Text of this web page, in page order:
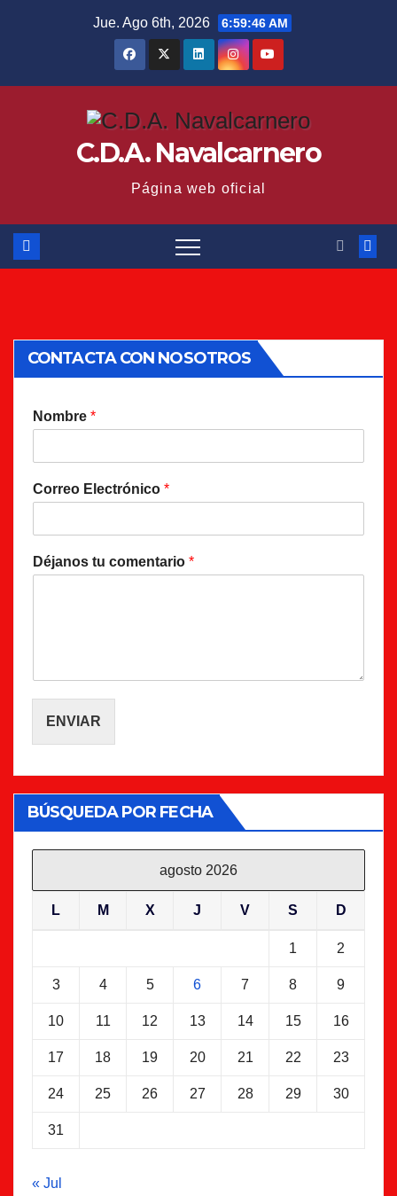
Jue. Ago 6th, 2026 6:59:46 AM
C.D.A. Navalcarnero
Página web oficial
CONTACTA CON NOSOTROS
Nombre *
Correo Electrónico *
Déjanos tu comentario *
ENVIAR
BÚSQUEDA POR FECHA
agosto 2026
L M X J V S D
1 2
3 4 5 6 7 8 9
10 11 12 13 14 15 16
17 18 19 20 21 22 23
24 25 26 27 28 29 30
31
« Jul